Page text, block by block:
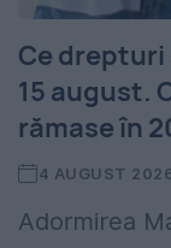
Ce drepturi
15 august.
rămase în
4 AUGUST
Adormirea